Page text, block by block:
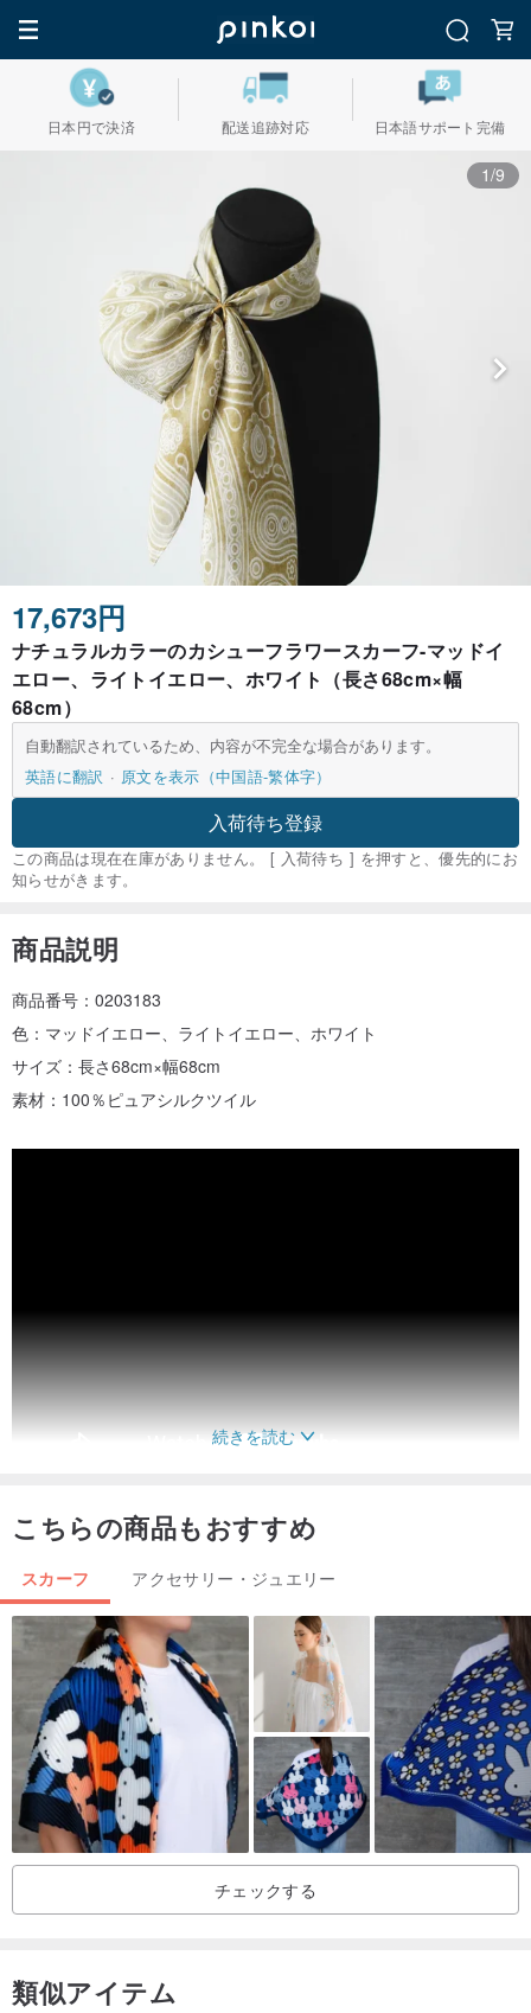
日本円で決済 配送追跡対応 日本語サポート完備
1/9
17,673円
ナチュラルカラーのカシューフラワースカーフ-マッドイ
エロー、ライトイエロー、ホワイト（長さ68cm×幅
68cm）
自動翻訳されているため、内容が不完全な場合があります。
英語に翻訳
原文を表示（中国語-繁体字）
入荷待ち登録
この商品は現在在庫がありません。 [ 入荷待ち ] を押すと、優先的にお
知らせがきます。
商品説明
商品番号：0203183
色：マッドイエロー、ライトイエロー、ホワイト
サイズ：長さ68cm×幅68cm
素材：100％ピュアシルクツイル
.................................................。 .................................................。
............................。
シルクスカーフの着方がわからないときに困りませんか？現時点で
は、シルクスカーフのバックルが非常に重要な役割を果たしてお
り、それを着る方法はたくさんあります。それは間違いなくあなた
を驚かせるでしょう！シルクスカーフやシルクスカーフバックルを
ご購入の方には、シルクスカーフバックルガイドが付属します。ガ
イドでは、シルクスカーフバックルを使用してシルクスカーフを着
用する方法を説明しています。方法はシンプルで絶妙です〜
続きを読む
こちらの商品もおすすめ
スカーフ アクセサリー・ジュエリー
チェックする
類似アイテム